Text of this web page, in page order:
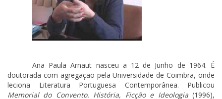
Ana Paula Arnaut nasceu a 12 de Junho de 1964. É
doutorada com agregação pela Universidade de Coimbra, onde
leciona Literatura Portuguesa Contemporânea. Publicou
Memorial do Convento. História, Ficção e Ideologia(1996),